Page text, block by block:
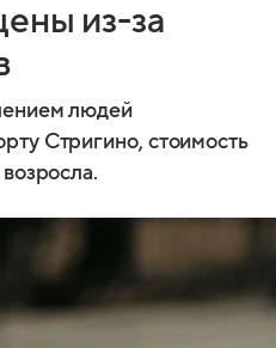
из-за
людей
Стригино, стоимость